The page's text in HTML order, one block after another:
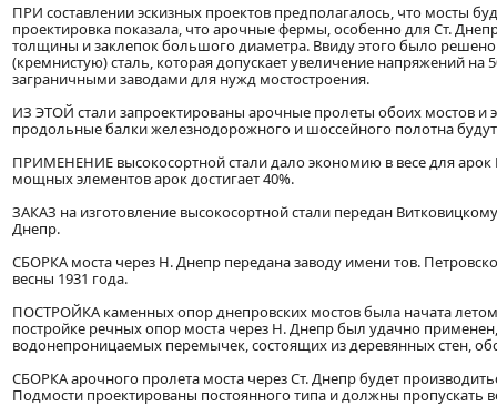
ПРИ составлении эскизных проектов предполагалось, что мосты
проектировка показала, что арочные фермы, особенно для Ст.
толщины и заклепок большого диаметра. Ввиду этого было
(кремнистую) сталь, которая допускает увеличение напряжений на
заграничными заводами для нужд мостостроения.
ИЗ ЭТОЙ стали запроектированы арочные пролеты обоих мостов и
продольные балки железнодорожного и шоссейного полотна
ПРИМЕНЕНИЕ высокосортной стали дало экономию в весе для арок
мощных элементов арок достигает 40%.
ЗАКАЗ на изготовление высокосортной стали передан
Днепр.
СБОРКА моста через Н. Днепр передана заводу имени тов.
весны 1931 года.
ПОСТРОЙКА каменных опор днепровских мостов была начата
постройке речных опор моста через Н. Днепр был удачно
водонепроницаемых перемычек, состоящих из деревянных стен,
СБОРКА арочного пролета моста через Ст. Днепр будет
Подмости проектированы постоянного типа и должны пропускать